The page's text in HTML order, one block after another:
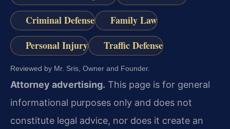
Criminal Defense
Family Law
Personal Injury
Traffic Defense
Reviewed by Mr. Sris, Owner and Founder.
Attorney advertising. This page is for general
informational purposes only and does not
constitute legal advice, nor does it create an